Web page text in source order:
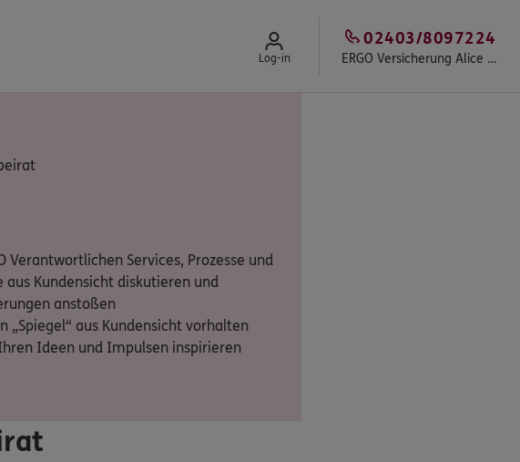
Log-in ERGO Versicherung Alice Czepiel
02403/8097224
Verantwortlichen Services, Prozesse und
aus Kundensicht diskutieren und
anstoßen
„Spiegel“ aus Kundensicht vorhalten
Ideen und Impulsen inspirieren